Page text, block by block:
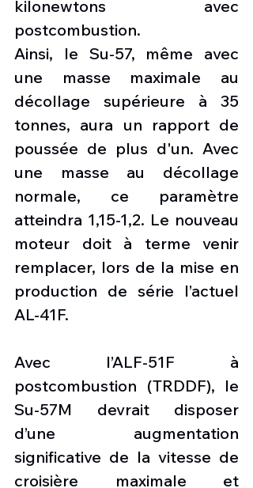
kilonewtons avec
postcombustion.
Ainsi, le Su-57, même avec
une masse maximale au
décollage supérieure à 35
tonnes, aura un rapport de
poussée de plus d'un. Avec
une masse au décollage
normale, ce paramètre
atteindra 1,15-1,2. Le nouveau
moteur doit à terme venir
remplacer, lors de la mise en
production de série l’actuel
AL-41F.
Avec l’ALF-51F à
postcombustion (TRDDF), le
Su-57M devrait disposer
d’une augmentation
significative de la vitesse de
croisière maximale et